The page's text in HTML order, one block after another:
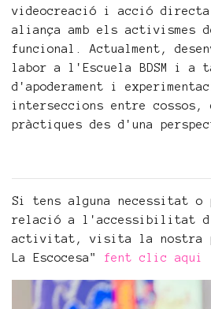
videocreació i acció
aliança amb els activismes
funcional. Actualment,
labor a l'Escuela BDSM i a
d'apoderament i
interseccions entre
pràctiques des d'una
Si tens alguna necessitat o
relació a l'accessibilitat
activitat, visita la nostra
La Escocesa" fent clic aqui